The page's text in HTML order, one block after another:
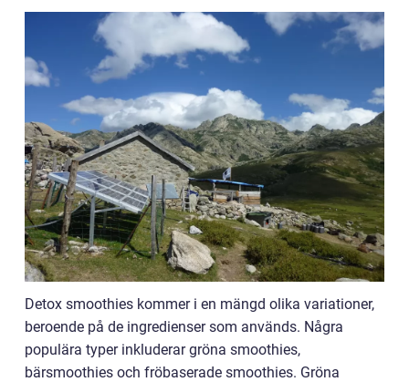
Detox smoothies kommer i en mängd olika variationer,
beroende på de ingredienser som används. Några
populära typer inkluderar gröna smoothies,
bärsmoothies och fröbaserade smoothies. Gröna